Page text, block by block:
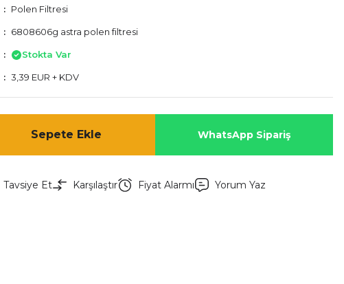
Polen Filtresi
6808606g astra polen filtresi
Stokta Var
3,39 EUR + KDV
Sepete Ekle WhatsApp Sipariş
Tavsiye Et Karşılaştır Fiyat Alarmı Yorum Yaz